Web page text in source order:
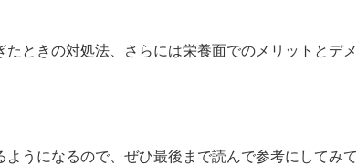
ときの対処法、さらには栄養面でのメリットとデメ
うになるので、ぜひ最後まで読んで参考にしてみて